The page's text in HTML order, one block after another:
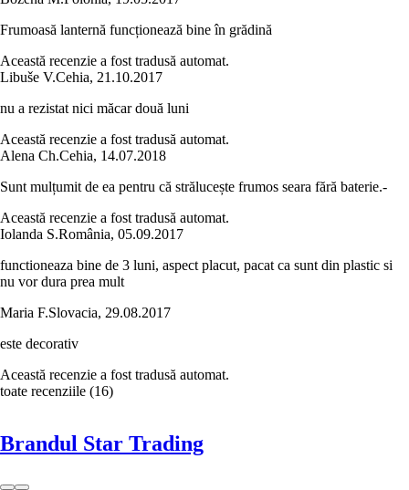
Frumoasă lanternă funcționează bine în grădină
Această recenzie a fost tradusă automat.
Libuše V.Cehia, 21.10.2017
nu a rezistat nici măcar două luni
Această recenzie a fost tradusă automat.
Alena Ch.Cehia, 14.07.2018
Sunt mulțumit de ea pentru că strălucește frumos seara fără baterie.-
Această recenzie a fost tradusă automat.
Iolanda S.România, 05.09.2017
functioneaza bine de 3 luni, aspect placut, pacat ca sunt din plastic si
nu vor dura prea mult
Maria F.Slovacia, 29.08.2017
este decorativ
Această recenzie a fost tradusă automat.
toate recenziile (16)
Brandul Star Trading